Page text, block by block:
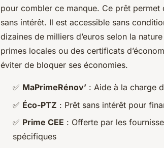
pour combler ce manque. Ce prêt
sans intérêt. Il est accessible sans
dizaines de milliers d’euros selon la
primes locales ou des certificats
éviter de bloquer ses économies.
✅ MaPrimeRénov’ : Aide à la charge
✅ Éco-PTZ : Prêt sans intérêt pour
✅ Prime CEE : Offerte par les
spécifiques